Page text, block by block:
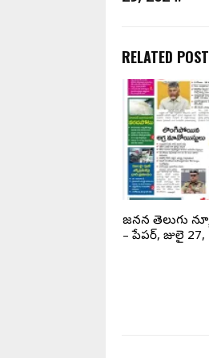
RELATED
జనసేన తెలుగు
– పేపర్, జులై 27,